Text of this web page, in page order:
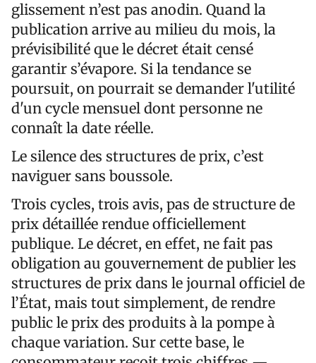
glissement n’est pas anodin. Quand la
publication arrive au milieu du mois, la
prévisibilité que le décret était censé
garantir s’évapore. Si la tendance se
poursuit, on pourrait se demander l'utilité
d'un cycle mensuel dont personne ne
connaît la date réelle.
Le silence des structures de prix, c’est
naviguer sans boussole.
Trois cycles, trois avis, pas de structure de
prix détaillée rendue officiellement
publique. Le décret, en effet, ne fait pas
obligation au gouvernement de publier les
structures de prix dans le journal officiel de
l’État, mais tout simplement, de rendre
public le prix des produits à la pompe à
chaque variation. Sur cette base, le